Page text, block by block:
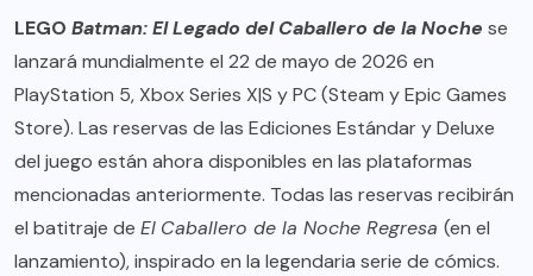
LEGO Batman: El Legado del Caballero de la Noche se
lanzará mundialmente el 22 de mayo de 2026 en
PlayStation 5, Xbox Series X|S y PC (Steam y Epic Games
Store). Las reservas de las Ediciones Estándar y Deluxe
del juego están ahora disponibles en las plataformas
mencionadas anteriormente. Todas las reservas recibirán
el batitraje de El Caballero de la Noche Regresa (en el
lanzamiento), inspirado en la legendaria serie de cómics.